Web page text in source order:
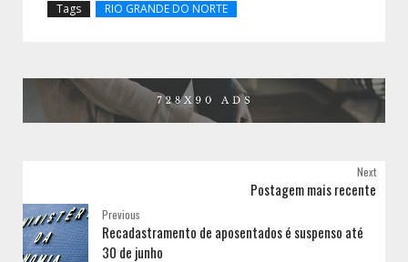
Tags RIO GRANDE DO NORTE
Next
Postagem mais recente
Previous
Recadastramento de aposentados é suspenso até
30 de junho